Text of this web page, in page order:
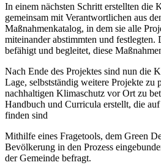
In einem nächsten Schritt erstellten die
gemeinsam mit Verantwortlichen aus
Maßnahmenkatalog, in dem sie alle
miteinander abstimmten und
befähigt und begleitet, diese
Nach Ende des Projektes sind nun die
Lage, selbstständig weitere Projekte zu
nachhaltigen Klimaschutz vor Ort zu
Handbuch und Curricula erstellt, die
finden sind
Mithilfe eines Fragetools, dem Green
Bevölkerung in den Prozess
der Gemeinde befragt.